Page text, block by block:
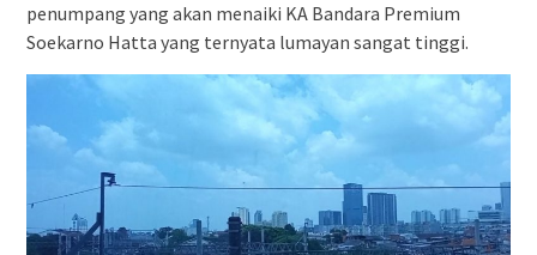
penumpang yang akan menaiki KA Bandara Premium
Soekarno Hatta yang ternyata lumayan sangat tinggi.